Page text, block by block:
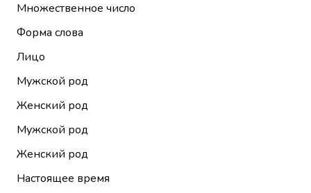
Множественное число
Форма слова
Лицо
Мужской род
Женский род
Мужской род
Женский род
Настоящее время